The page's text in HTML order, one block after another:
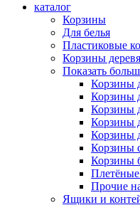
каталог
Корзины
Для белья
Пластиковые
Корзины
Показать
Корзины
Корзины
Корзины
Корзины
Корзины
Корзины
Корзины
Прочие
Ящики и